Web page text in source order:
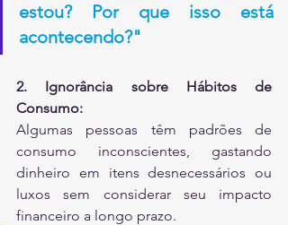
estou? Por que isso está
acontecendo?"
2. Ignorância sobre Hábitos de
Consumo:
Algumas pessoas têm padrões de
consumo inconscientes, gastando
dinheiro em itens desnecessários ou
luxos sem considerar seu impacto
financeiro a longo prazo.